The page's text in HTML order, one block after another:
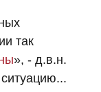
так
», - д.в.н.